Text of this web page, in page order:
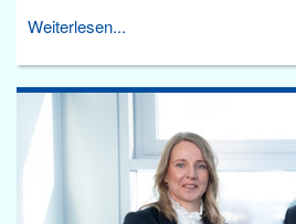
Weiterlesen...